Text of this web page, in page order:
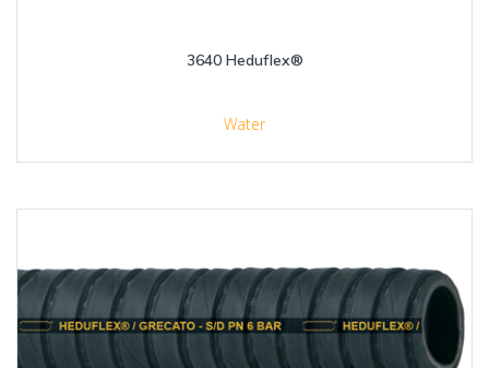
3640 Heduflex®
Water